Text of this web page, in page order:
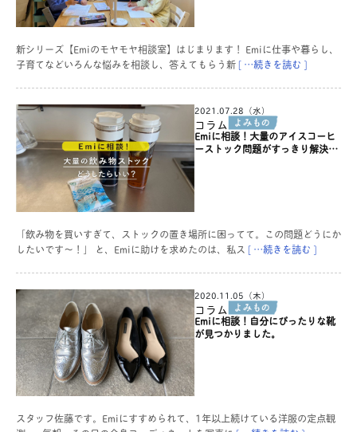
新シリーズ【Emiのモヤモヤ相談室】はじまります！ Emiに仕事や暮らし、
子育てなどいろんな悩みを相談し、答えてもらう新[ …続きを読む ]
2021.07.28（水）
コラム
Emiに相談！大量のアイスコーヒ
ーストック問題がすっきり解決し
「飲み物を買いすぎて、ストックの置き場所に困ってて。この問題どうにか
したいです〜！」 と、Emiに助けを求めたのは、私ス [ …続きを読む ]
2020.11.05（木）
コラム
Emiに相談！自分にぴったりな靴
が見つかりました。
スタッフ佐藤です。Emiにすすめられて、1年以上続けている洋服の定点観